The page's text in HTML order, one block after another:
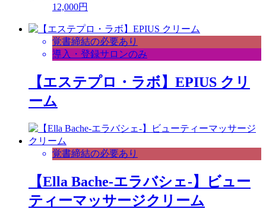
12,000円
覚書締結の必要あり
導入・登録サロンのみ
【エステプロ・ラボ】EPIUS クリ
ーム
覚書締結の必要あり
【Ella Bache-エラバシェ-】ビュー
ティーマッサージクリーム